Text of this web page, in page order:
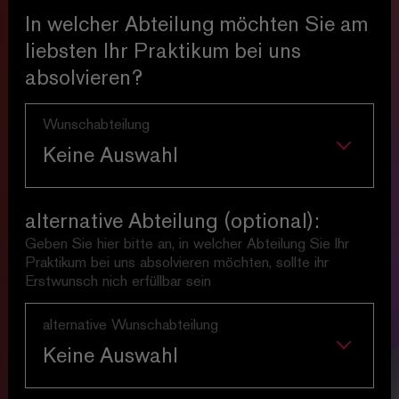
Die Probenslots sind in der Regel
Mo. - Fr. 10:00 bis 14:00 Uhr
und 18:00 bis 22:00 Uhr sowie
Sa. 10:00 bis 14:00 Uhr.
Anforderungen und
Für die Hospitanzen suchen wir
aufgeschlossene und zuverlässige
Menschen, die bereit sind, zu den
theaterüblichen Arbeitszeiten (auch
am Abend und Wochenende) in allen
Bereichen einer Produktion tatkräftig
mitzuwirken. Sie unterstützen
In welcher Abteilung möchten Sie am
liebsten Ihr Praktikum bei uns
absolvieren?
Keine Auswahl
alternative Abteilung (optional):
Geben Sie hier bitte an, in welcher Abteilung Sie Ihr
Praktikum bei uns absolvieren möchten, sollte ihr
Erstwunsch nich erfüllbar sein
Keine Auswahl